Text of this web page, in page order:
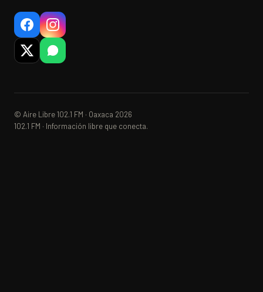
© Aire Libre 102.1 FM · Oaxaca 2026
102.1 FM · Información libre que conecta.